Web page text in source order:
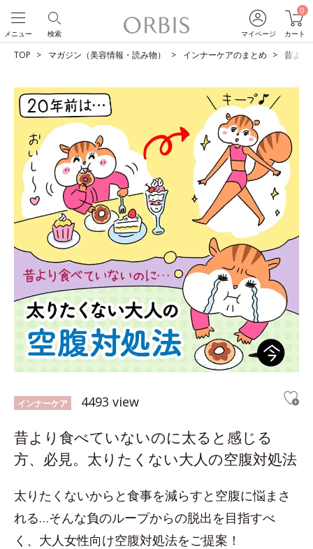
マイページ
0
カート
検索
メニュー
TOP マガジン（美容情報・読み物） インナーケアのまとめ 昔より
インナーケア 4493 view
昔より食べていないのに太ると感じる
方、必見。太りたくない大人の空腹対処法
太りたくないからと食事を減らすと空腹に悩まさ
れる…そんな負のループからの脱出を目指すべ
く、大人女性向け空腹対処法をご提案！